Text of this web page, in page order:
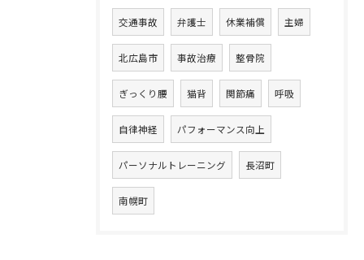
交通事故 弁護士 休業補償 主婦
北広島市 事故治療 整骨院
ぎっくり腰 猫背 関節痛 呼吸
自律神経 パフォーマンス向上
パーソナルトレーニング 長沼町
南幌町